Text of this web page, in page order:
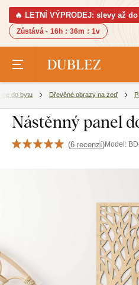
🔥 LETNÍ VÝPRODEJ: slevy až
Zůstává - 16h : 36m : 0v
do bytu Dřevěné obrazy na zeď
Nástěnný panel
(6 recenzí)Model: